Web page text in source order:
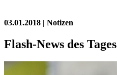
03.01.2018 | Notizen
Flash-News des Tages